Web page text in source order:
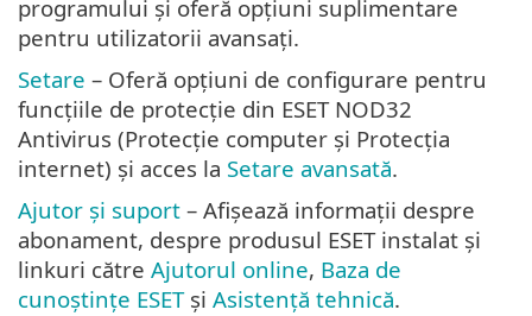
programului și oferă opțiuni suplimentare
pentru utilizatorii avansați.
Setare – Oferă opțiuni de configurare pentru
funcțiile de protecție din ESET NOD32
Antivirus (Protecție computer și Protecția
internet) și acces la Setare avansată.
Ajutor și suport – Afișează informații despre
abonament, despre produsul ESET instalat și
linkuri către Ajutorul online, Baza de
cunoștințe ESETși Asistență tehnică.